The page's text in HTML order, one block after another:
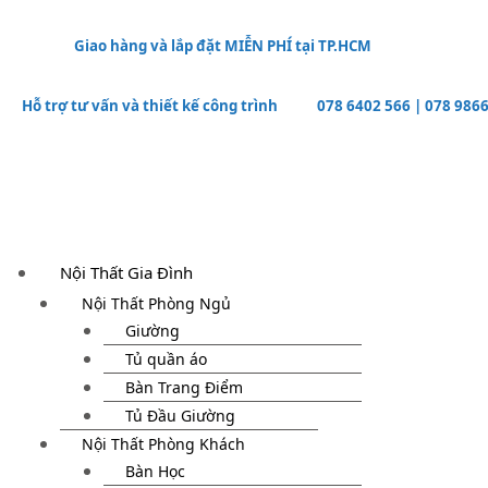
Giao hàng và lắp đặt MIỄN PHÍ tại TP.HCM
Hỗ trợ tư vấn và thiết kế công trình 078 6402 566 |078
Nội Thất Gia Đình
Nội Thất Phòng Ngủ
Giường
Tủ quần áo
Bàn Trang Điểm
Tủ Đầu Giường
Nội Thất Phòng Khách
Bàn Học